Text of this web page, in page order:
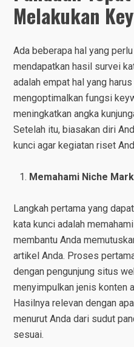
Melakukan
Ada beberapa hal yang
mendapatkan hasil survei
adalah empat hal yang
mengoptimalkan fungsi
meningkatkan angka
Setelah itu, biasakan diri
kunci agar kegiatan riset
Memahami Niche
Langkah pertama yang
kata kunci adalah
membantu Anda
artikel Anda. Proses
dengan pengunjung situs
menyimpulkan jenis konten
Hasilnya relevan dengan
menurut Anda dari sudut
sesuai.